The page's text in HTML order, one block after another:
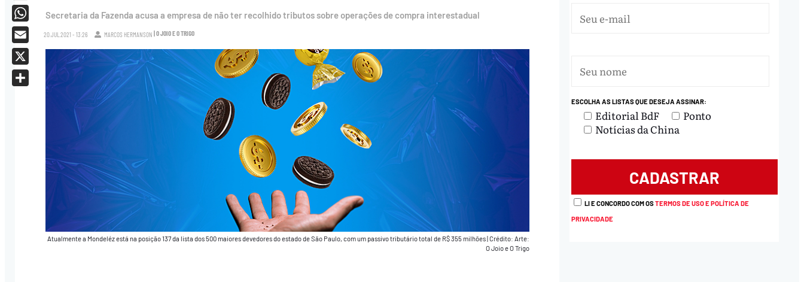
Secretaria da Fazenda acusa a empresa de não ter recolhido tributos sobre operações de compra interestadual
20.JUL.2021 - 13:26 MARCOS HERMANSON | O JOIO E O TRIGO
Atualmente a Mondeléz está na posição 137 da lista dos 500 maiores devedores do estado de São Paulo, com um passivo tributário total de R$ 355 milhões Crédito: Arte:
O Joio e O Trigo
Facebook
WhatsApp
Email
X
ESCOLHA AS LISTAS QUE DESEJA ASSINAR:
Editorial BdF
Ponto
Notícias da China
LI E CONCORDO COM OSTERMOS DE USO E POLÍTICA DE
PRIVACIDADE